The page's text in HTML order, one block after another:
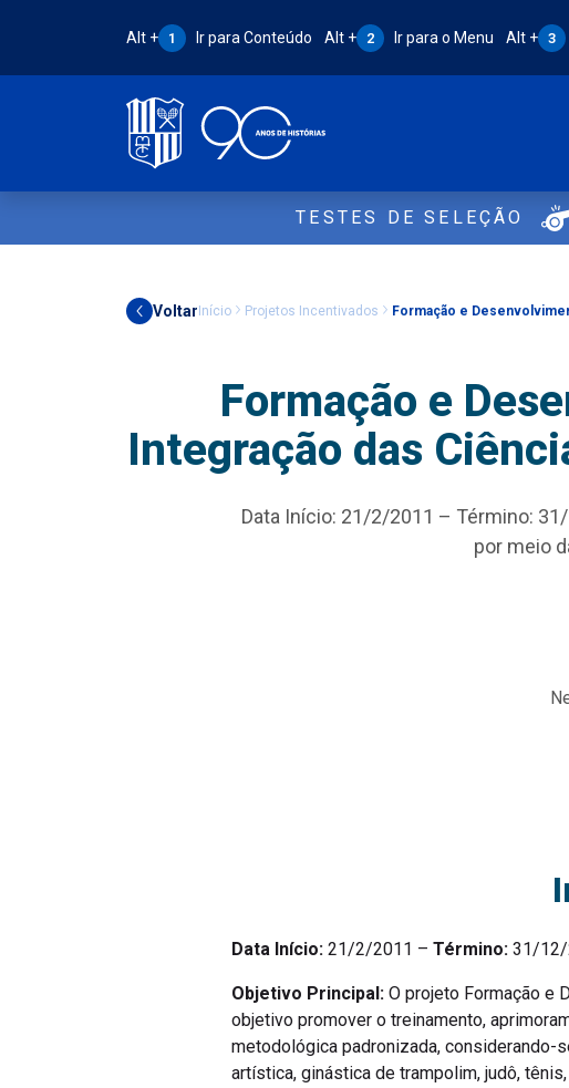
Atalho Alt + 1:
Alt + 1 Ir para Conteúdo Atalho Alt + 2:
Alt + 2 Ir para o Menu Atalho
Alt + 3
TESTES DE SELEÇÃO
Voltar Início Projetos Incentivados Formação e
Formação e
Integração das
Data Início: 21/2/2011 – Término:
por meio
Data Início: 21/2/2011 – Término: 31/12/
Objetivo Principal: O projeto Formação e
objetivo promover o treinamento,
metodológica padronizada,
artística, ginástica de trampolim, judô,